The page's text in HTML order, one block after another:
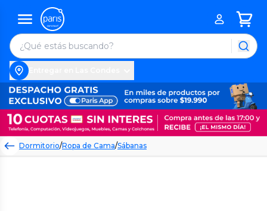
Dormitorio/Ropa de Cama/Sábanas